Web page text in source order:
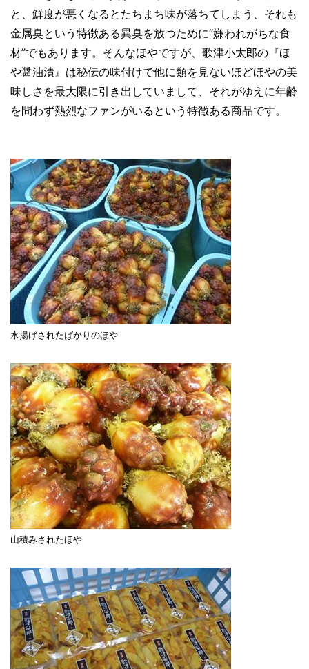
と、鮮度が悪くなるとたちまち味が落ちてしまう、それも
金属臭という特徴ある異臭を放つために“嫌われがちな食
材”でもあります。そんなほやですが、歌津小太郎の『ほ
や醤油漬』は秘伝の味付けで他に類を見ないほどほやの美
味しさを最大限に引き出していまして、それがゆえに年齢
を問わず熱烈なファンがいるという特徴ある商品です。
水揚げされたばかりのほや
山積みされたほや